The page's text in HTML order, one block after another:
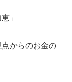
」
点からのお金の